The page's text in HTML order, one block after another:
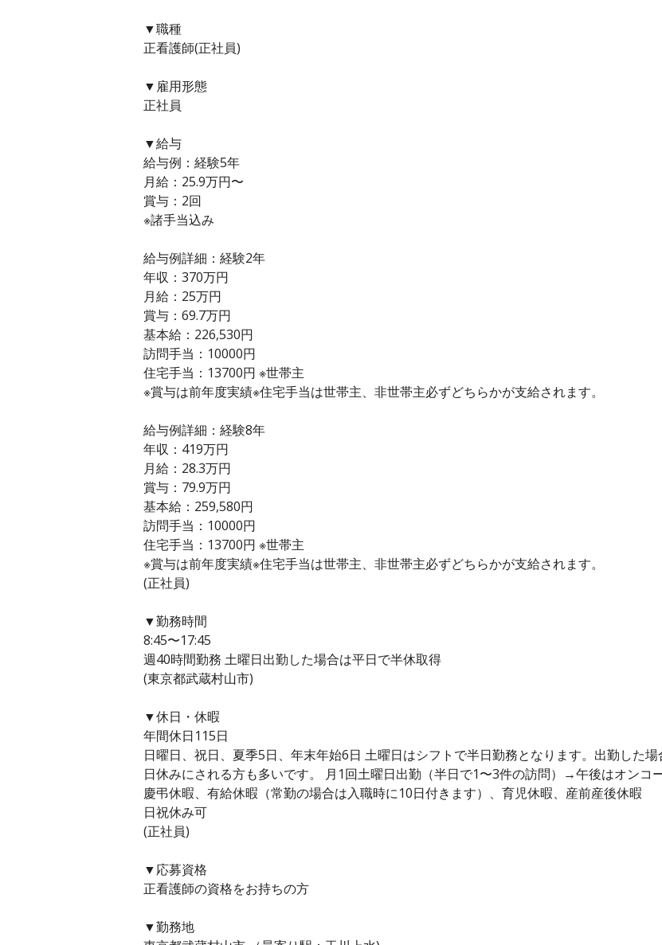
▼職種
正看護師(正社員)
▼雇用形態
正社員
▼給与
給与例：経験5年
月給：25.9万円〜
賞与：2回
※諸手当込み
給与例詳細：経験2年
年収：370万円
月給：25万円
賞与：69.7万円
基本給：226,530円
訪問手当：10000円
住宅手当：13700円 ※世帯主
※賞与は前年度実績※住宅手当は世帯主、非世帯主必ずどちらかが支給されます。
給与例詳細：経験8年
年収：419万円
月給：28.3万円
賞与：79.9万円
基本給：259,580円
訪問手当：10000円
住宅手当：13700円 ※世帯主
※賞与は前年度実績※住宅手当は世帯主、非世帯主必ずどちらかが支給されます。
(正社員)
▼勤務時間
8:45〜17:45
週40時間勤務 土曜日出勤した場合は平日で半休取得
(東京都武蔵村山市)
▼休日・休暇
年間休日115日
日曜日、祝日、夏季5日、年末年始6日 土曜日はシフトで半日勤務となります。出勤した
日休みにされる方も多いです。 月1回土曜日出勤（半日で1〜3件の訪問）→午後はオンコ
慶弔休暇、有給休暇（常勤の場合は入職時に10日付きます）、育児休暇、産前産後休暇
日祝休み可
(正社員)
▼応募資格
正看護師の資格をお持ちの方
▼勤務地